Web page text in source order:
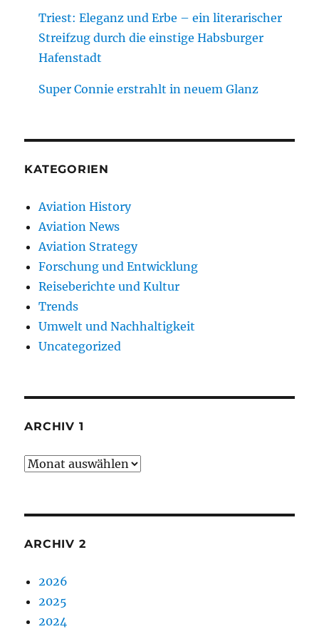
Triest: Eleganz und Erbe – ein literarischer
Streifzug durch die einstige Habsburger
Hafenstadt
Super Connie erstrahlt in neuem Glanz
KATEGORIEN
Aviation History
Aviation News
Aviation Strategy
Forschung und Entwicklung
Reiseberichte und Kultur
Trends
Umwelt und Nachhaltigkeit
Uncategorized
ARCHIV 1
Archiv
ARCHIV 2
2026
2025
2024